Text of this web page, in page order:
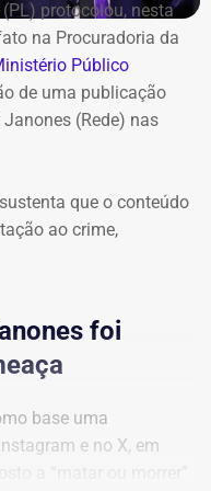
8h30 e reuniu agentes
Pública (Seop),
(IVISA-Rio),
Defesa Civil,
Pública, Polícia
protocolou, nesta
na Procuradoria da
Público
de uma publicação
(Rede) nas
que o conteúdo
ao crime,
foi
base uma
e no X, em